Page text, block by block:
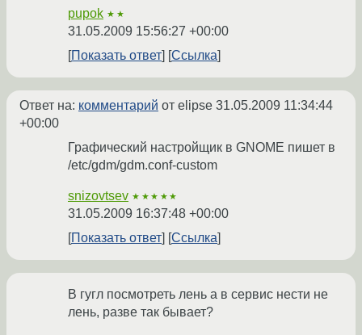
pupok ★★
31.05.2009 15:56:27 +00:00
Показать ответ
Ссылка
Ответ на: комментарий от elipse 31.05.2009 11:34:44
+00:00
Графический настройщик в GNOME пишет в
/etc/gdm/gdm.conf-custom
snizovtsev ★★★★★
31.05.2009 16:37:48 +00:00
Показать ответ
Ссылка
В гугл посмотреть лень а в сервис нести не
лень, разве так бывает?